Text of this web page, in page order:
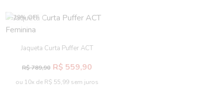
-29% OFF
Jaqueta Curta Puffer ACT
R$ 789,90 R$ 559,90
ou 10x de R$ 55,99 sem juros